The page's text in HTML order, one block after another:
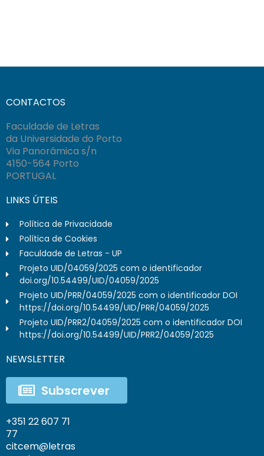
CONTACTOS
Faculdade de Letras
da Universidade do Porto
Via Panorâmica s/n
4150-564 Porto
PORTUGAL
LINKS ÚTEIS
Política de Privacidade
Política de Cookies
Faculdade de Letras - UP
Projeto UID/04059/2025 com o identificador
doi.org/10.54499/UID/04059/2025
Projeto UID/PRR/04059/2025 com o identificador DOI
https://doi.org/10.54499/UID/PRR/04059/2025
Projeto UID/PRR2/04059/2025 com o identificador DOI
https://doi.org/10.54499/UID/PRR2/04059/2025
NEWSLETTER
Subscrever
+351 22 607 71
77
citcem@letras